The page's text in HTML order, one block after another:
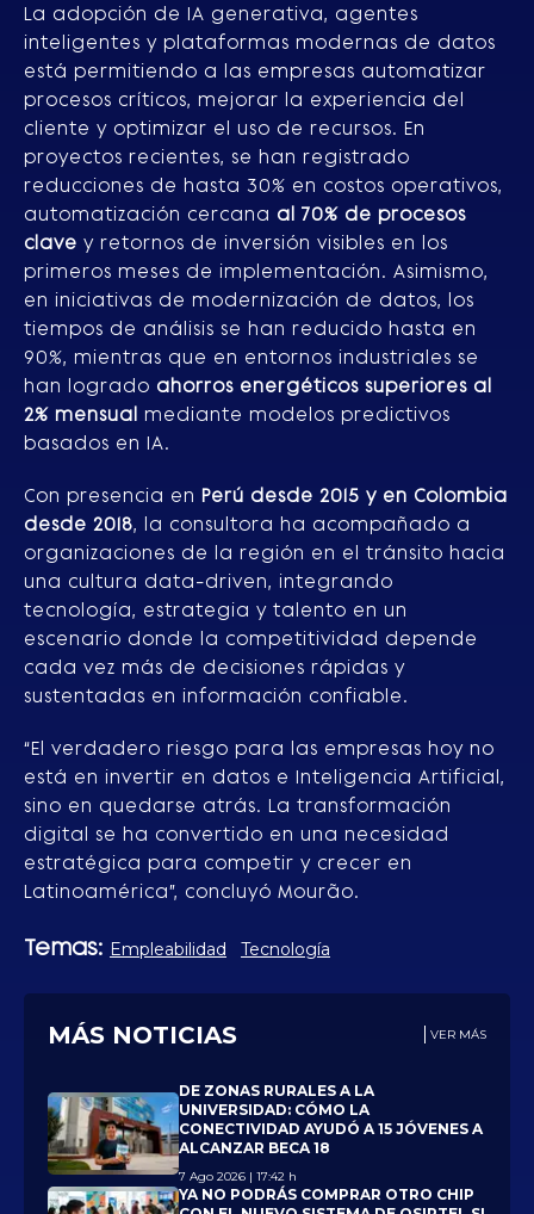
MÁS NOTICIAS VER MÁS
DE ZONAS RURALES A LA
UNIVERSIDAD: CÓMO LA
CONECTIVIDAD AYUDÓ A 15 JÓVENES A
ALCANZAR BECA 18
7 Ago 2026 | 17:42 h
YA NO PODRÁS COMPRAR OTRO CHIP
La adopción de IA generativa, agentes
inteligentes y plataformas modernas de datos
está permitiendo a las empresas automatizar
procesos críticos, mejorar la experiencia del
cliente y optimizar el uso de recursos. En
proyectos recientes, se han registrado
reducciones de hasta 30% en costos operativos,
automatización cercana al 70% de procesos
clave y retornos de inversión visibles en los
primeros meses de implementación. Asimismo,
en iniciativas de modernización de datos, los
tiempos de análisis se han reducido hasta en
90%, mientras que en entornos industriales se
han logrado ahorros energéticos superiores al
2% mensual mediante modelos predictivos
basados en IA.
Con presencia en Perú desde 2015 y en Colombia
desde 2018, la consultora ha acompañado a
organizaciones de la región en el tránsito hacia
una cultura data-driven, integrando
tecnología, estrategia y talento en un
escenario donde la competitividad depende
cada vez más de decisiones rápidas y
sustentadas en información confiable.
“El verdadero riesgo para las empresas hoy no
está en invertir en datos e Inteligencia Artificial,
sino en quedarse atrás. La transformación
digital se ha convertido en una necesidad
estratégica para competir y crecer en
Latinoamérica”, concluyó Mourão.
Temas: Empleabilidad Tecnología